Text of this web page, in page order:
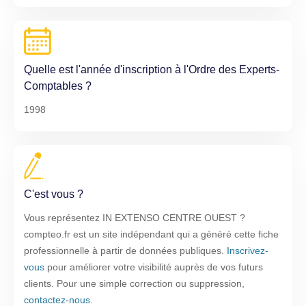
Quelle est l'année d'inscription à l'Ordre des Experts-
Comptables ?
1998
C'est vous ?
Vous représentez IN EXTENSO CENTRE OUEST ?
compteo.fr est un site indépendant qui a généré cette fiche
professionnelle à partir de données publiques. Inscrivez-
vous pour améliorer votre visibilité auprès de vos futurs
clients. Pour une simple correction ou suppression,
contactez-nous